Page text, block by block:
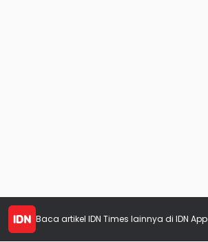
Baca artikel IDN Times lainnya di IDN App